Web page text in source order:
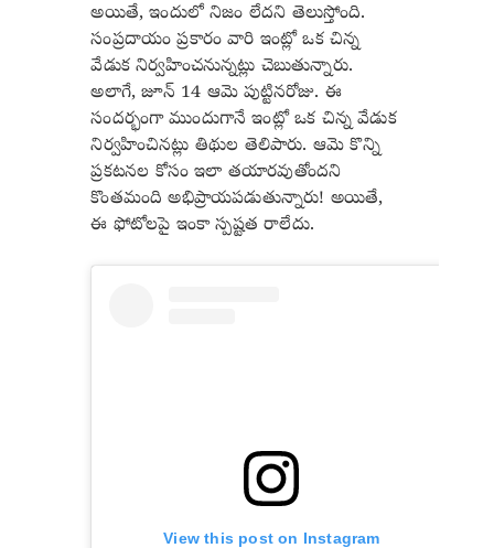
అయితే, ఇందులో నిజం లేదని తెలుస్తోంది.
సంప్రదాయం ప్రకారం వారి ఇంట్లో ఒక చిన్న
వేడుక నిర్వహించనున్నట్లు చెబుతున్నారు.
అలాగే, జూన్ 14 ఆమె పుట్టినరోజు. ఈ
సందర్భంగా ముందుగానే ఇంట్లో ఒక చిన్న వేడుక
నిర్వహించినట్లు తిథుల తెలిపారు. ఆమె కొన్ని
ప్రకటనల కోసం ఇలా తయారవుతోందని
కొంతమంది అభిప్రాయపడుతున్నారు! అయితే,
ఈ ఫోటోలపై ఇంకా స్పష్టత రాలేదు.
View this post on Instagram